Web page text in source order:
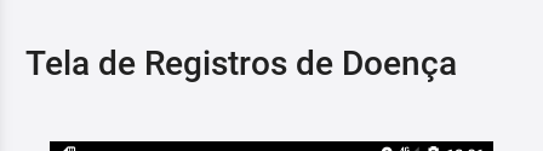
Tela de Registros de Doença